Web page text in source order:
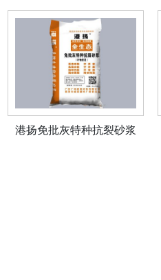
港扬免批灰特种抗裂砂浆